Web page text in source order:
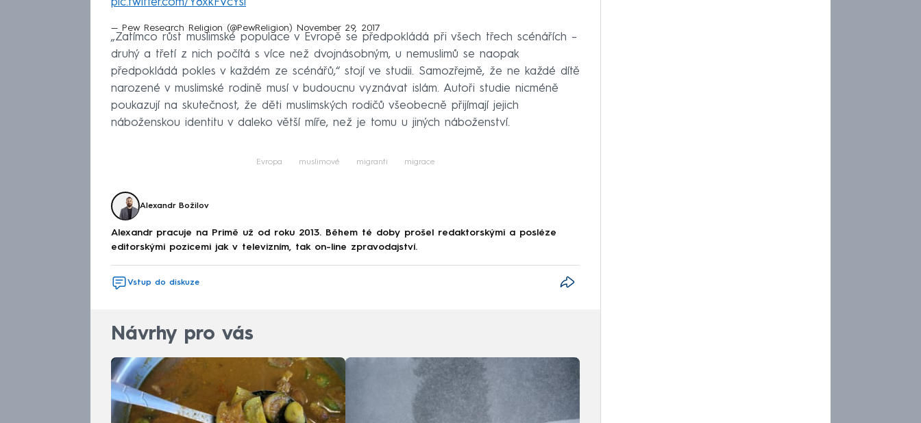
pic.twitter.com/Y8xkFVcYsl
— Pew Research Religion (@PewReligion) November 29, 2017
„Zatímco růst muslimské populace v Evropě se předpokládá při všech třech scénářích –
druhý a třetí z nich počítá s více než dvojnásobným, u nemuslimů se naopak
předpokládá pokles v každém ze scénářů,“ stojí ve studii. Samozřejmě, že ne každé dítě
narozené v muslimské rodině musí v budoucnu vyznávat islám. Autoři studie nicméně
poukazují na skutečnost, že děti muslimských rodičů všeobecně přijímají jejich
náboženskou identitu v daleko větší míře, než je tomu u jiných náboženství.
Evropa muslimové migranti migrace
Alexandr Božilov
Alexandr pracuje na Primě už od roku 2013. Během té doby prošel redaktorskými a posléze
editorskými pozicemi jak v televizním, tak on-line zpravodajství.
Vstup do diskuze
Návrhy pro vás